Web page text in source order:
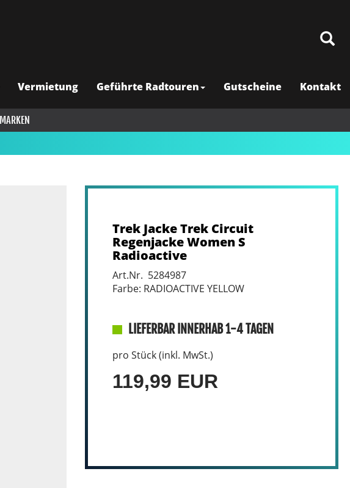
Vermietung Geführte Radtouren Gutscheine Kontakt
MARKEN
Trek Jacke Trek Circuit
Regenjacke Women S
Radioactive
Art.Nr. 5284987
Farbe: RADIOACTIVE YELLOW
LIEFERBAR INNERHAB 1-4 TAGEN
pro Stück (inkl. MwSt.)
119,99 EUR